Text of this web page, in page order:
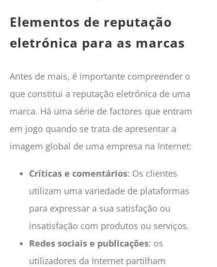
Elementos de reputação
eletrónica para as marcas
Antes de mais, é importante compreender o
que constitui a reputação eletrónica de uma
marca. Há uma série de factores que entram
em jogo quando se trata de apresentar a
imagem global de uma empresa na Internet:
Críticas e comentários: Os clientes
utilizam uma variedade de plataformas
para expressar a sua satisfação ou
insatisfação com produtos ou serviços.
Redes sociais e publicações: os
utilizadores da Internet partilham